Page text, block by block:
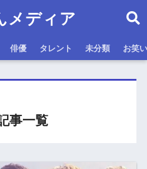
メディア
俳優 タレント 未分類 お笑
事一覧